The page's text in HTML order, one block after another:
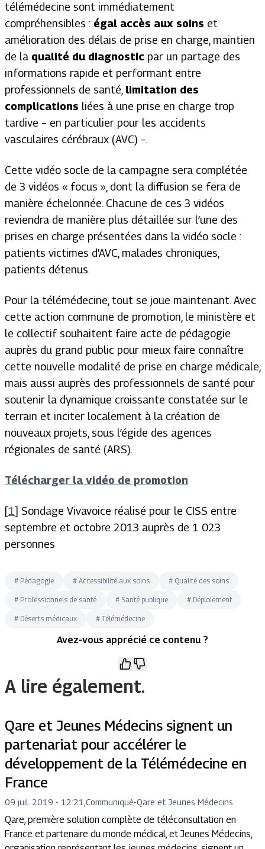
télémédecine sont immédiatement
compréhensibles : égal accès aux soins et
amélioration des délais de prise en charge, maintien
de la qualité du diagnostic par un partage des
informations rapide et performant entre
professionnels de santé, limitation des
complications liées à une prise en charge trop
tardive – en particulier pour les accidents
vasculaires cérébraux (AVC) –.
Cette vidéo socle de la campagne sera complétée
de 3 vidéos « focus », dont la diffusion se fera de
manière échelonnée. Chacune de ces 3 vidéos
reviendra de manière plus détaillée sur l’une des
prises en charge présentées dans la vidéo socle :
patients victimes d’AVC, malades chroniques,
patients détenus.
Pour la télémédecine, tout se joue maintenant. Avec
cette action commune de promotion, le ministère et
le collectif souhaitent faire acte de pédagogie
auprès du grand public pour mieux faire connaître
cette nouvelle modalité de prise en charge médicale,
mais aussi auprès des professionnels de santé pour
soutenir la dynamique croissante constatée sur le
terrain et inciter localement à la création de
nouveaux projets, sous l’égide des agences
régionales de santé (ARS).
Télécharger la vidéo de promotion
[1] Sondage Vivavoice réalisé pour le CISS entre
septembre et octobre 2013 auprès de 1 023
personnes
# Pédagogie # Accessibilité aux soins # Qualité des soins
# Professionnels de santé # Santé publique # Déploiement
# Déserts médicaux # Télémédecine
Avez-vous apprécié ce contenu ?
A lire également.
Qare et Jeunes Médecins signent un
partenariat pour accélérer le
développement de la Télémédecine en
France
09 juil. 2019 - 12:21 Communiqué-Qare et Jeunes Médecins
Qare, première solution complète de téléconsultation en
France et partenaire du monde médical, et Jeunes Médecins,